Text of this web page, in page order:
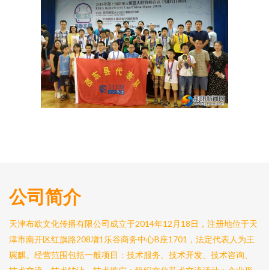
公司简介
天津布欧文化传播有限公司成立于2014年12月18日，注册地位于天
津市南开区红旗路208增1乐谷商务中心B座1701，法定代表人为王
琬麒。经营范围包括一般项目：技术服务、技术开发、技术咨询、